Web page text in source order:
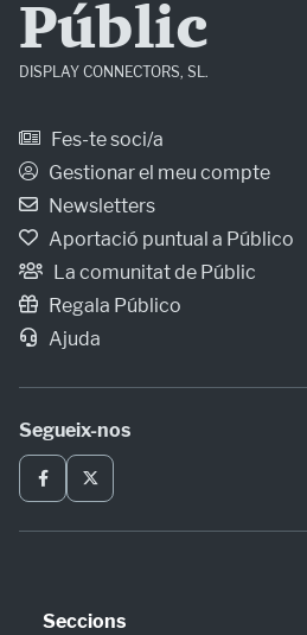
Públic
DISPLAY CONNECTORS, SL.
Fes-te soci/a
Gestionar el meu compte
Newsletters
Aportació puntual a Público
La comunitat de Públic
Regala Público
Ajuda
Segueix-nos
Seccions